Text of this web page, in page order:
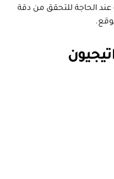
عند الحاجة للتحقق من دقة